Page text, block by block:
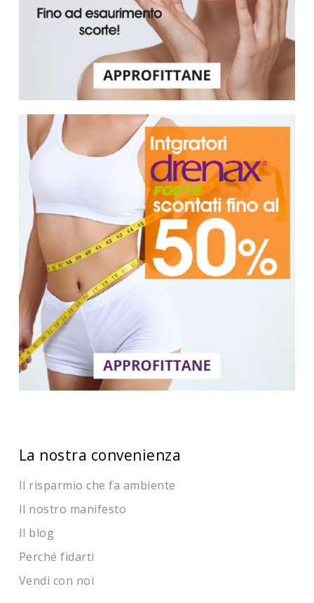
La nostra convenienza
Il risparmio che fa ambiente
Il nostro manifesto
Il blog
Perché fidarti
Vendi con noi